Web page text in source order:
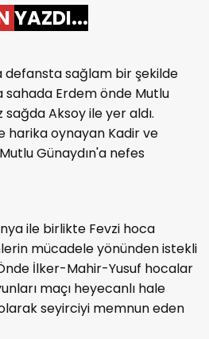
YAZDI...
defansta sağlam bir şekilde
Erdem önde Mutlu
sağda Aksoy ile yer aldı.
oynayan Kadir ve
Günaydın'a nefes
ile birlikte Fevzi hoca
mücadele yönünden istekli
İlker-Mahir-Yusuf hocalar
maçı heyecanlı hale
seyirciyi memnun eden